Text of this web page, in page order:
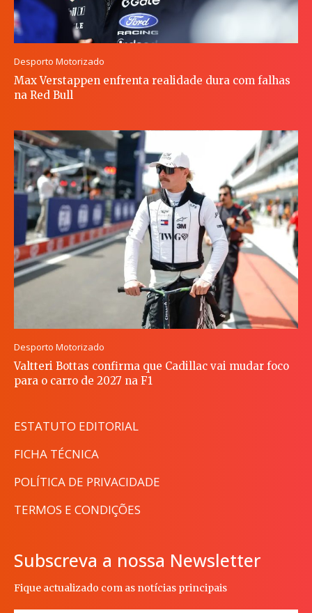
Desporto Motorizado
Max Verstappen enfrenta realidade dura com falhas
na Red Bull
Desporto Motorizado
Valtteri Bottas confirma que Cadillac vai mudar foco
para o carro de 2027 na F1
ESTATUTO EDITORIAL
FICHA TÉCNICA
POLÍTICA DE PRIVACIDADE
TERMOS E CONDIÇÕES
Subscreva a nossa Newsletter
Fique actualizado com as notícias principais